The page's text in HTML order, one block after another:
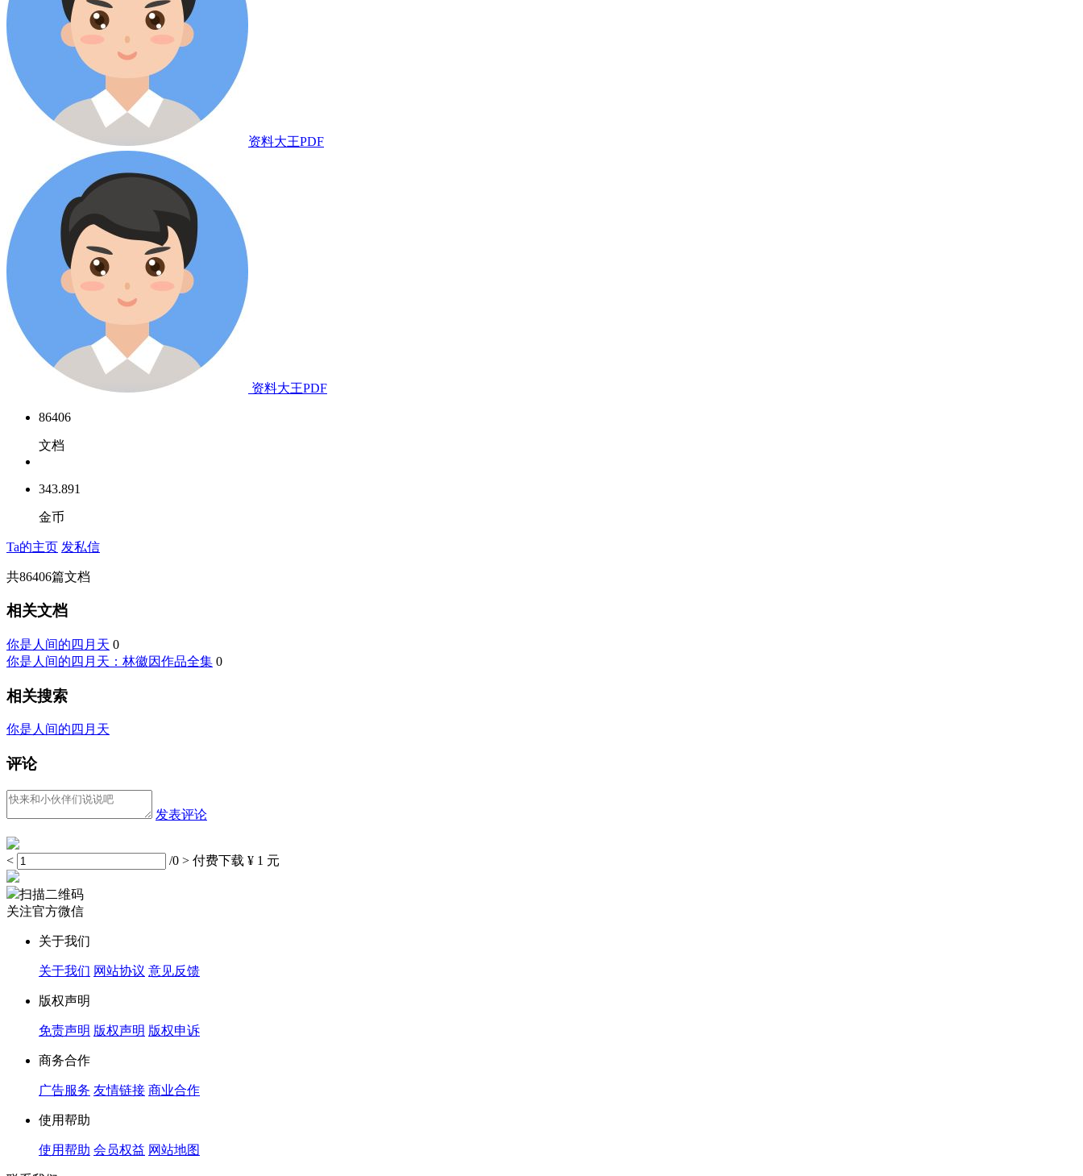
资料大王PDF
资料大王PDF
86406
文档
343.891
金币
Ta的主页 发私信
共86406篇文档
相关文档
你是人间的四月天 0
你是人间的四月天：林徽因作品全集 0
相关搜索
你是人间的四月天
评论
发表评论
< /0 > 付费下载 ¥ 1 元
扫描二维码
关注官方微信
关于我们
关于我们 网站协议 意见反馈
版权声明
免责声明 版权声明 版权申诉
商务合作
广告服务 友情链接 商业合作
使用帮助
使用帮助 会员权益 网站地图